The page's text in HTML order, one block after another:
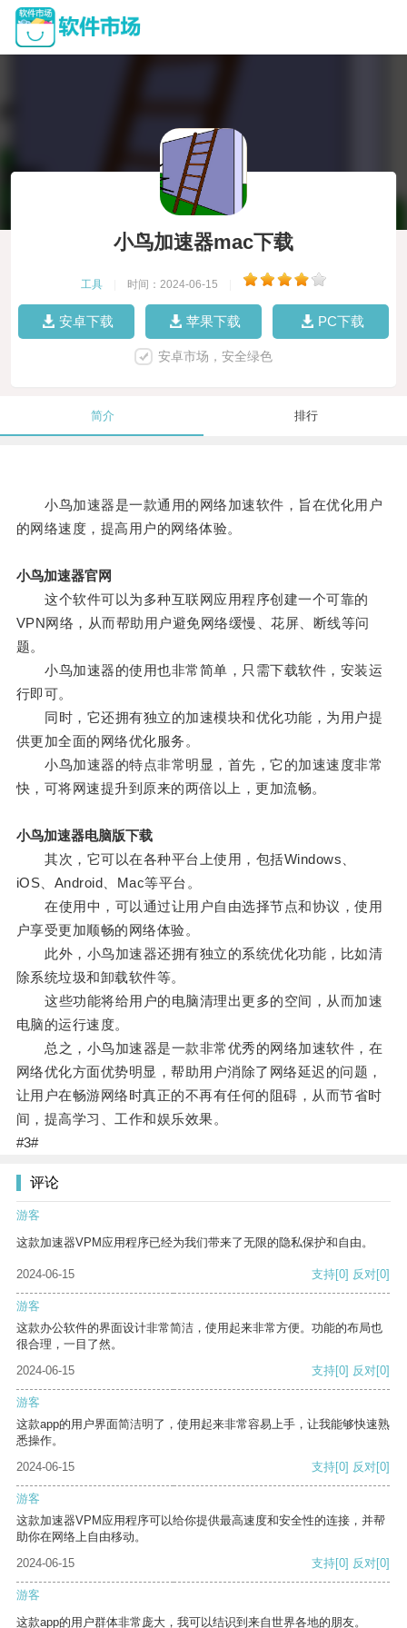
小鸟加速器mac下载
工具 时间：2024-06-15
安卓下载 苹果下载 PC下载
安卓市场，安全绿色
简介 排行
小鸟加速器是一款通用的网络加速软件，旨在优化用户
的网络速度，提高用户的网络体验。
小鸟加速器官网
这个软件可以为多种互联网应用程序创建一个可靠的
VPN网络，从而帮助用户避免网络缓慢、花屏、断线等问
题。
小鸟加速器的使用也非常简单，只需下载软件，安装运
行即可。
同时，它还拥有独立的加速模块和优化功能，为用户提
供更加全面的网络优化服务。
小鸟加速器的特点非常明显，首先，它的加速速度非常
快，可将网速提升到原来的两倍以上，更加流畅。
小鸟加速器电脑版下载
其次，它可以在各种平台上使用，包括Windows、
iOS、Android、Mac等平台。
在使用中，可以通过让用户自由选择节点和协议，使用
户享受更加顺畅的网络体验。
此外，小鸟加速器还拥有独立的系统优化功能，比如清
除系统垃圾和卸载软件等。
这些功能将给用户的电脑清理出更多的空间，从而加速
电脑的运行速度。
总之，小鸟加速器是一款非常优秀的网络加速软件，在
网络优化方面优势明显，帮助用户消除了网络延迟的问题，
让用户在畅游网络时真正的不再有任何的阻碍，从而节省时
间，提高学习、工作和娱乐效果。
#3#
评论
游客
这款加速器VPM应用程序已经为我们带来了无限的隐私保护和自由。
2024-06-15 支持[0] 反对[0]
游客
这款办公软件的界面设计非常简洁，使用起来非常方便。功能的布局也
很合理，一目了然。
2024-06-15
支持[0] 反对[0]
游客
这款app的用户界面简洁明了，使用起来非常容易上手，让我能够快速熟
悉操作。
2024-06-15
支持[0] 反对[0]
游客
这款加速器VPM应用程序可以给你提供最高速度和安全性的连接，并帮
助你在网络上自由移动。
2024-06-15
支持[0] 反对[0]
游客
这款app的用户群体非常庞大，我可以结识到来自世界各地的朋友。